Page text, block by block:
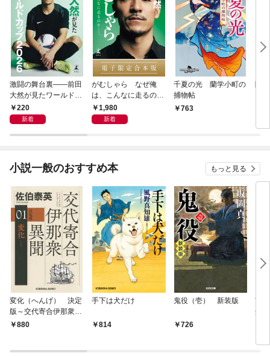
激闘の舞台裏――前田
大然が見たワールドカ
ップ2026
220
新着
がむしゃら なぜ俺
は、こんなに走るのか
——。【電子限定合本
版】
1,980
新着
千夏の光 蘭学小町の
捕物帖
763
小説一般のおすすめ本 もっと見る
変化（へんげ） 決定
版～交代寄合伊那衆異
聞（1）～
880
手下は犬だけ
814
鬼役（壱） 新装版
726
南
舟